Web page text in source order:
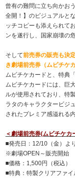
曾有の難問に立ち向かお
全開！】のビジュアルと
ッチコピーも添えられて
ンを遂行し、国家崩壊の
そして前売券の販売も決定
き劇場前売券（ムビチケ
ムビチケカードと、特典
ムビチケカードには、巨
ルが使用されており、特
ラタのキャラクタービジ
されたプレミア感溢れる
＜劇場前売券(ムビチケカ
■発売日：12/10（金）よ
※劇場OPEN～販売開始
■価格：1,500円（税込）
■特典：特製クリアファイ